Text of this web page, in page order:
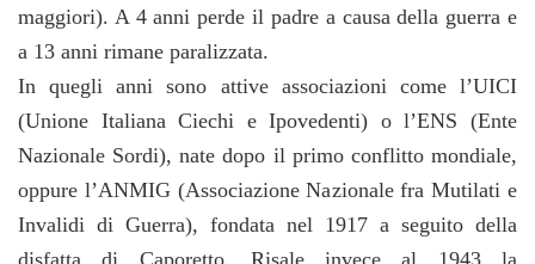
maggiori). A 4 anni perde il padre a causa della guerra e
a 13 anni rimane paralizzata.
In quegli anni sono attive associazioni come l’UICI
(Unione Italiana Ciechi e Ipovedenti) o l’ENS (Ente
Nazionale Sordi), nate dopo il primo conflitto mondiale,
oppure l’ANMIG (Associazione Nazionale fra Mutilati e
Invalidi di Guerra), fondata nel 1917 a seguito della
disfatta di Caporetto. Risale invece al 1943 la